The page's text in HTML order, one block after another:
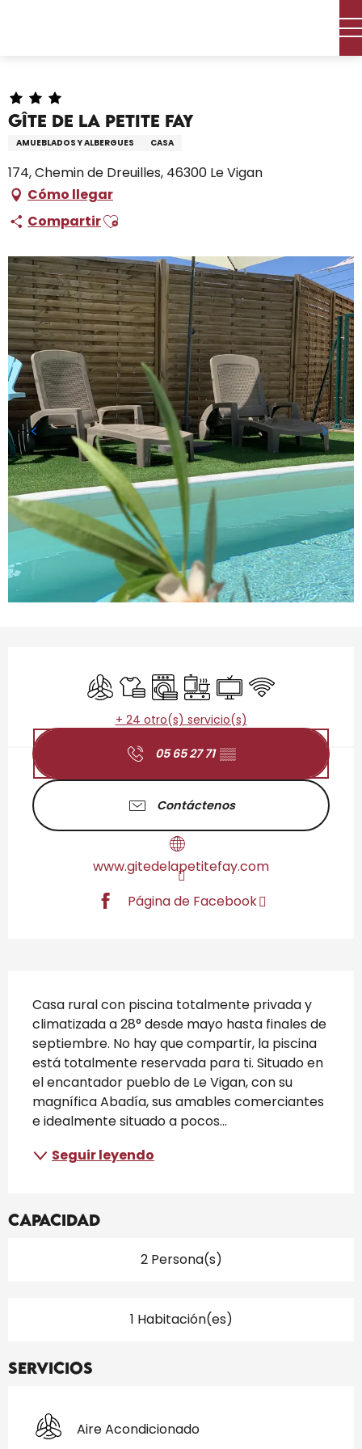
Gîte De La Petite Fay
AMUEBLADOS Y ALBERGUES CASA
174, Chemin de Dreuilles, 46300 Le Vigan
Cómo llegar
CompartirAjouter aux favoris
Aire Acondicionado
Sábanas y ropa de cama
LavadoraPlaca de cocción
Televisión
Wifi
+ 24 otro(s) servicio(s)
05 65 27 71 ▒▒
Contáctenos
www.gitedelapetitefay.com
Página de Facebook
Casa rural con piscina totalmente privada y
climatizada a 28° desde mayo hasta finales de
septiembre. No hay que compartir, la piscina
está totalmente reservada para ti. Situado en
el encantador pueblo de Le Vigan, con su
magnífica Abadía, sus amables comerciantes
e idealmente situado a pocos...
Seguir leyendo
Capacidad
2 Persona(s)
1 Habitación(es)
Servicios
Aire Acondicionado